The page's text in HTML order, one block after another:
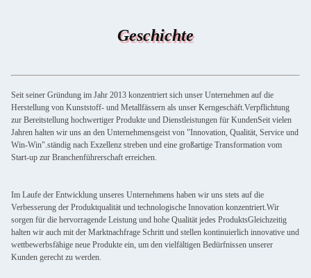
Geschichte
Seit seiner Gründung im Jahr 2013 konzentriert sich unser Unternehmen auf die
Herstellung von Kunststoff- und Metallfässern als unser Kerngeschäft.Verpflichtung
zur Bereitstellung hochwertiger Produkte und Dienstleistungen für KundenSeit vielen
Jahren halten wir uns an den Unternehmensgeist von "Innovation, Qualität, Service und
Win-Win".ständig nach Exzellenz streben und eine großartige Transformation vom
Start-up zur Branchenführerschaft erreichen.
Im Laufe der Entwicklung unseres Unternehmens haben wir uns stets auf die
Verbesserung der Produktqualität und technologische Innovation konzentriert.Wir
sorgen für die hervorragende Leistung und hohe Qualität jedes ProduktsGleichzeitig
halten wir auch mit der Marktnachfrage Schritt und stellen kontinuierlich innovative und
wettbewerbsfähige neue Produkte ein, um den vielfältigen Bedürfnissen unserer
Kunden gerecht zu werden.